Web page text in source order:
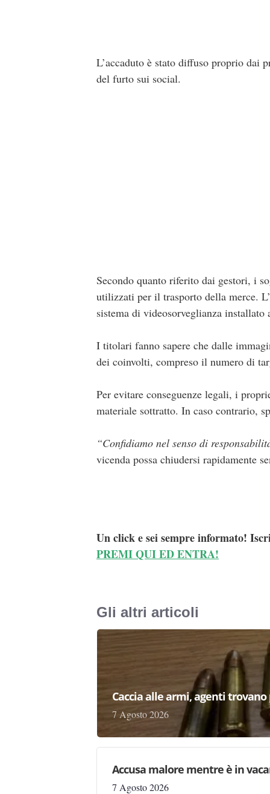
L’accaduto è stato diffuso proprio dai
del furto sui social.
Secondo quanto riferito dai gestori, i
utilizzati per il trasporto della merce.
sistema di videosorveglianza
I titolari fanno sapere che dalle
dei coinvolti, compreso il numero di
Per evitare conseguenze legali, i
materiale sottratto. In caso contrario,
“Confidiamo nel senso di
vicenda possa chiudersi rapidamente
Un click e sei sempre informato!
PREMI QUI ED ENTRA!
Gli altri articoli
Caccia alle armi, agenti
7 Agosto 2026
Accusa malore mentre è in
7 Agosto 2026